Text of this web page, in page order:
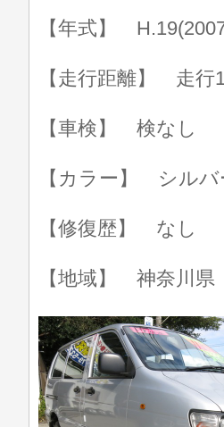
【年式】
【走行距離】 走行
【車検】 検なし
【カラー】 シルバ
【修復歴】 なし
【地域】 神奈川県